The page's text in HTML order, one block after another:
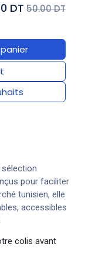
DT 50.00 DT
pour faciliter
tunisien, elle
accessibles
colis avant